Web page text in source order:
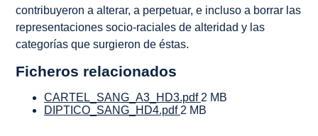
contribuyeron a alterar, a perpetuar, e incluso a borrar las
representaciones socio-raciales de alteridad y las
categorías que surgieron de éstas.
Ficheros relacionados
CARTEL_SANG_A3_HD3.pdf 2 MB
DIPTICO_SANG_HD4.pdf 2 MB